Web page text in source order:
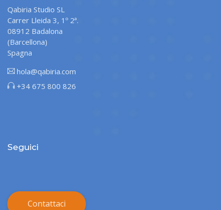
Qabiria Studio SL
Carrer Lleida 3, 1º 2ª.
08912 Badalona
(Barcellona)
Spagna
hola@qabiria.com
+34 675 800 826
Seguici
Contattaci